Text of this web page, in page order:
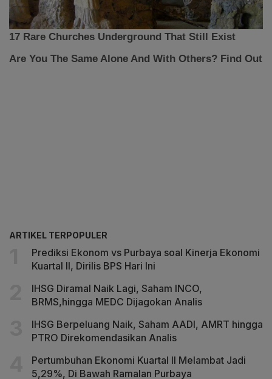
ARTIKEL TERPOPULER
Prediksi Ekonom vs Purbaya soal Kinerja Ekonomi
Kuartal II, Dirilis BPS Hari Ini
IHSG Diramal Naik Lagi, Saham INCO,
BRMS,hingga MEDC Dijagokan Analis
IHSG Berpeluang Naik, Saham AADI, AMRT hingga
PTRO Direkomendasikan Analis
Pertumbuhan Ekonomi Kuartal II Melambat Jadi
5,29%, Di Bawah Ramalan Purbaya